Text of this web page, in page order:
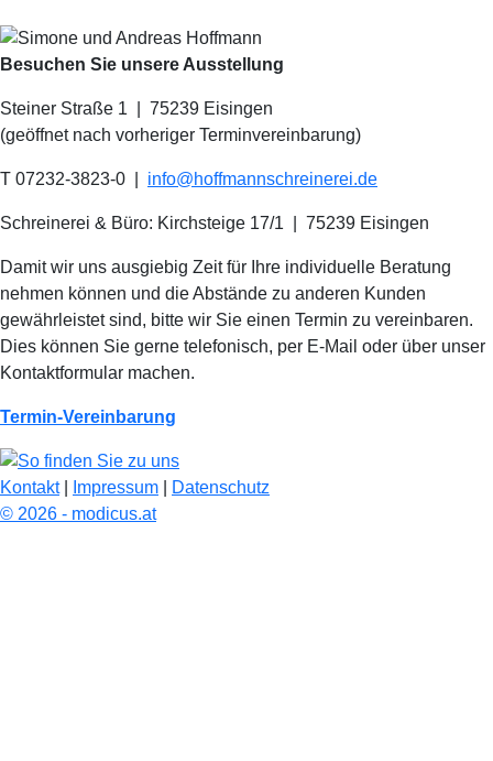
Besuchen Sie unsere Ausstellung
Steiner Straße 1 | 75239 Eisingen
(geöffnet nach vorheriger Terminvereinbarung)
T 07232-3823-0 info@hoffmannschreinerei.de
Schreinerei & Büro: Kirchsteige 17/1 75239 Eisingen
Damit wir uns ausgiebig Zeit für Ihre individuelle Beratung
nehmen können und die Abstände zu anderen Kunden
gewährleistet sind, bitte wir Sie einen Termin zu vereinbaren.
Dies können Sie gerne telefonisch, per E-Mail oder über unser
Kontaktformular machen.
Termin-Vereinbarung
Kontakt| Impressum
Datenschutz
© 2026 - modicus.at